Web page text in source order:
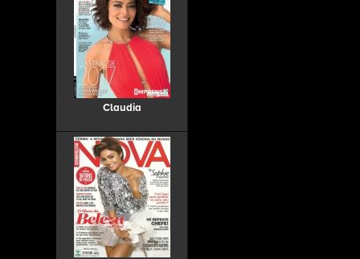
Claudia